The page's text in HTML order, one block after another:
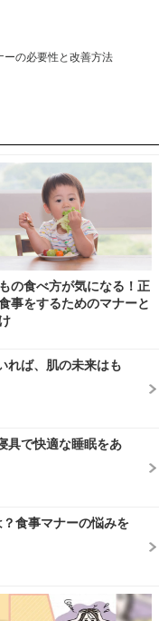
ーの必要性と改善方法
の食べ方が気になる！正
事をするためのマナーと
れば、肌の未来はも
具で快適な睡眠をあ
食事マナーの悩みを